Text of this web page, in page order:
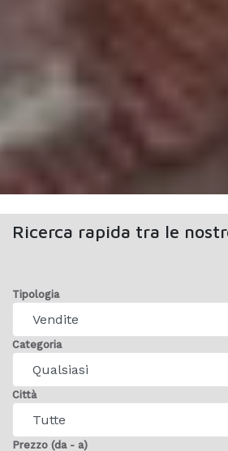
Ricerca rapida tra le
Tipologia
Categoria
Città
Prezzo (da - a)